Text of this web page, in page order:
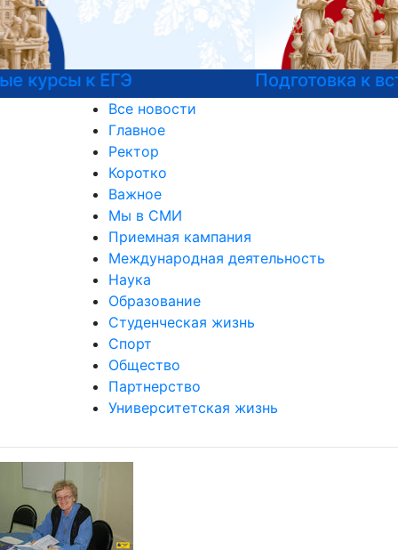
Подготовка к вступительным испытаниям
Все новости
Главное
Ректор
Коротко
Важное
Мы в СМИ
Приемная кампания
Международная деятельность
Наука
Образование
Студенческая жизнь
Спорт
Общество
Партнерство
Университетская жизнь